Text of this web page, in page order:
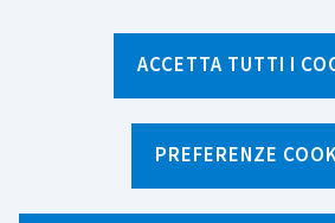
ACCETTA TUTTI I
PREFERENZE
X Facebook
LinkedinWhatsApp
Email